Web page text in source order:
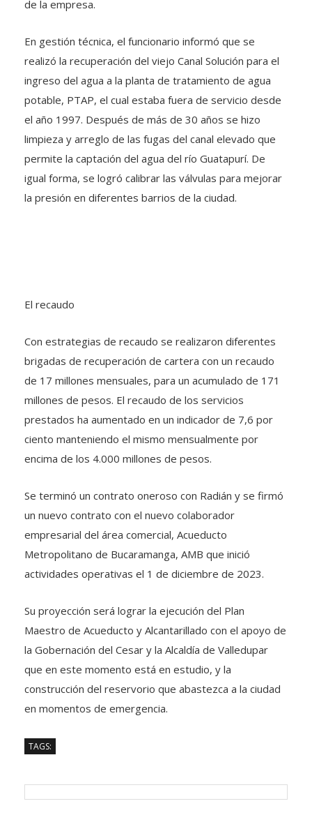
de la empresa.
En gestión técnica, el funcionario informó que se
realizó la recuperación del viejo Canal Solución para el
ingreso del agua a la planta de tratamiento de agua
potable, PTAP, el cual estaba fuera de servicio desde
el año 1997. Después de más de 30 años se hizo
limpieza y arreglo de las fugas del canal elevado que
permite la captación del agua del río Guatapurí. De
igual forma, se logró calibrar las válvulas para mejorar
la presión en diferentes barrios de la ciudad.
El recaudo
Con estrategias de recaudo se realizaron diferentes
brigadas de recuperación de cartera con un recaudo
de 17 millones mensuales, para un acumulado de 171
millones de pesos. El recaudo de los servicios
prestados ha aumentado en un indicador de 7,6 por
ciento manteniendo el mismo mensualmente por
encima de los 4.000 millones de pesos.
Se terminó un contrato oneroso con Radián y se firmó
un nuevo contrato con el nuevo colaborador
empresarial del área comercial, Acueducto
Metropolitano de Bucaramanga, AMB que inició
actividades operativas el 1 de diciembre de 2023.
Su proyección será lograr la ejecución del Plan
Maestro de Acueducto y Alcantarillado con el apoyo de
la Gobernación del Cesar y la Alcaldía de Valledupar
que en este momento está en estudio, y la
construcción del reservorio que abastezca a la ciudad
en momentos de emergencia.
TAGS: